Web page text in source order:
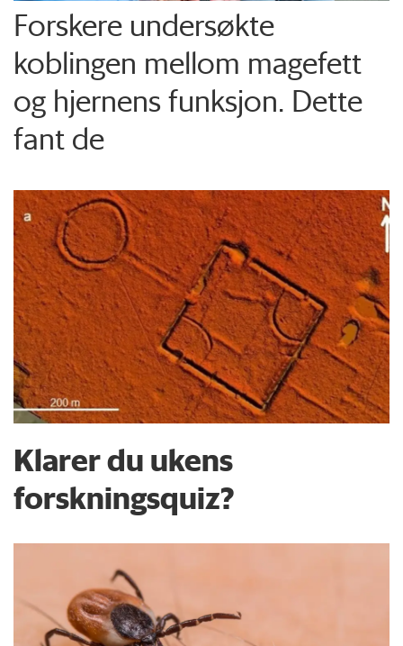
Forskere undersøkte
koblingen mellom magefett
og hjernens funksjon. Dette
fant de
Klarer du ukens
forskningsquiz?